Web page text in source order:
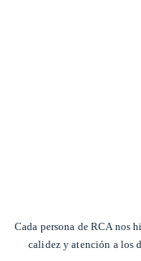
Cada persona de RCA nos
calidez y atención a los